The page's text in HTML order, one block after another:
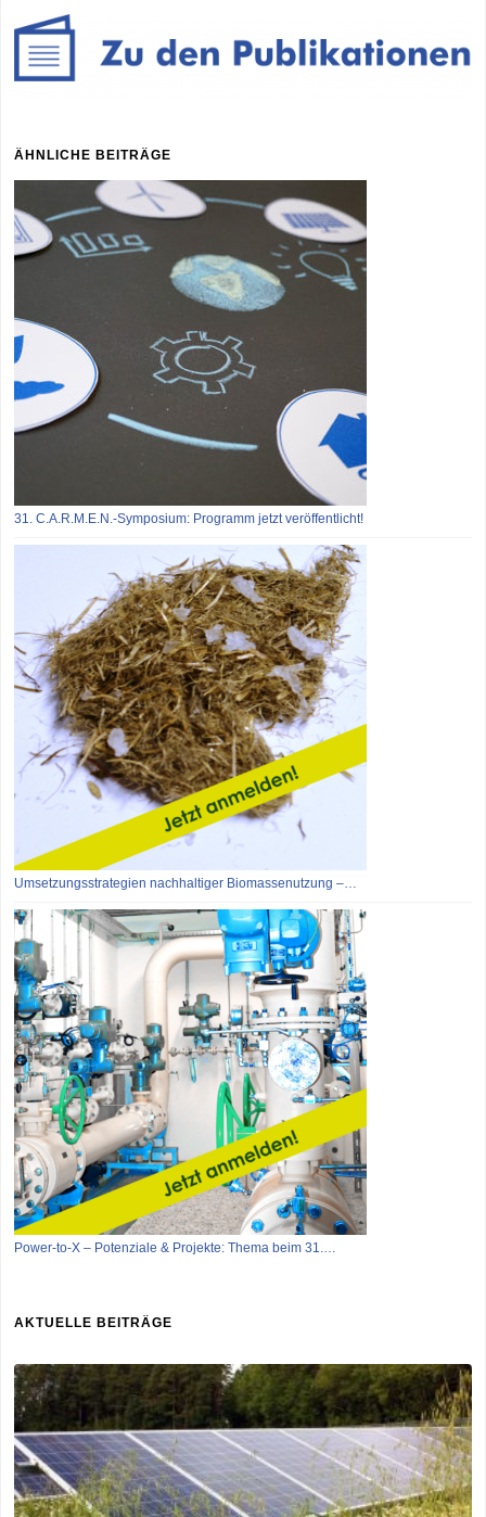
ÄHNLICHE BEITRÄGE
31. C.A.R.M.E.N.-Symposium: Programm jetzt veröffentlicht!
Umsetzungsstrategien nachhaltiger Biomassenutzung –…
Power-to-X – Potenziale & Projekte: Thema beim 31.…
AKTUELLE BEITRÄGE